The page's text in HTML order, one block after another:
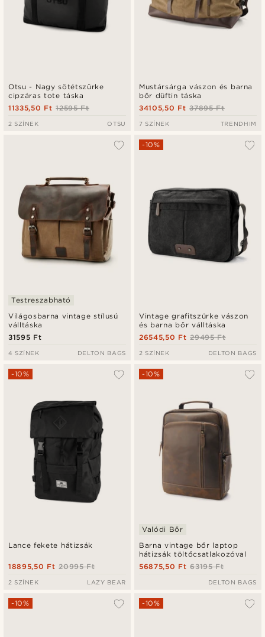
Otsu - Nagy sötétszürke
cipzáras tote táska
12595 Ft
11335,50 Ft
2 SZÍNEK OTSU
Mustársárga vászon és barna
bőr düftin táska
37895 Ft
34105,50 Ft
7 SZÍNEK TRENDHIM
Világosbarna vintage stílusú
válltáska
Testreszabható
31595 Ft
4 SZÍNEK DELTON BAGS
Vintage grafitszürke vászon
és barna bőr válltáska
-10%
29495 Ft
26545,50 Ft
2 SZÍNEK DELTON BAGS
Lance fekete hátizsák
-10%
20995 Ft
18895,50 Ft
2 SZÍNEK LAZY BEAR
Barna vintage bőr laptop
hátizsák töltőcsatlakozóval
-10%
Valódi Bőr
63195 Ft
56875,50 Ft
DELTON BAGS
-10% -10%